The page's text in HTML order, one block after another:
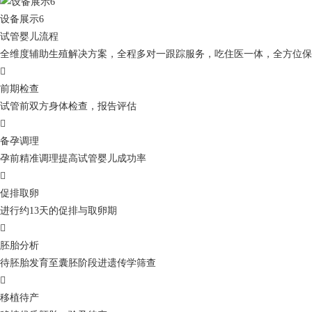
设备展示6
试管婴儿流程
全维度辅助生殖解决方案，全程多对一跟踪服务，吃住医一体，全方位

前期检查
试管前双方身体检查，报告评估

备孕调理
孕前精准调理提高试管婴儿成功率

促排取卵
进行约13天的促排与取卵期

胚胎分析
待胚胎发育至囊胚阶段进遗传学筛查

移植待产